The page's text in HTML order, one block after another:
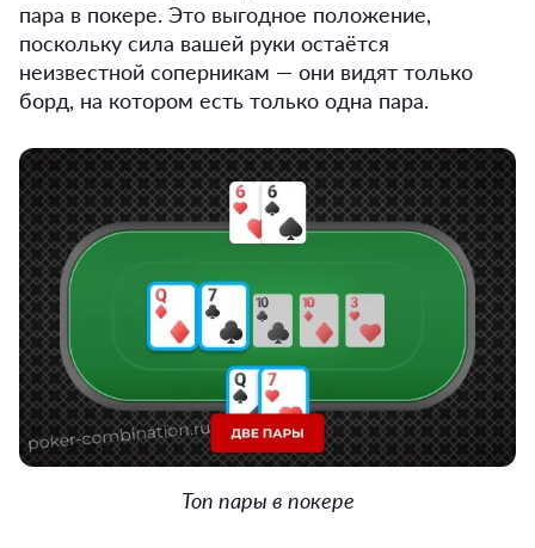
пара в покере. Это выгодное положение,
поскольку сила вашей руки остаётся
неизвестной соперникам — они видят только
борд, на котором есть только одна пара.
Топ пары в покере